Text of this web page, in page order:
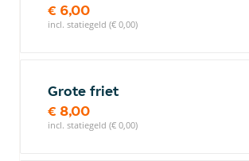
€ 6,00
incl. statiegeld (€ 0,00)
Grote friet
€ 8,00
incl. statiegeld (€ 0,00)